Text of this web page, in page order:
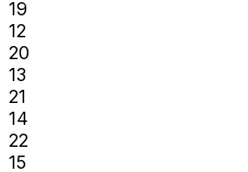
19
12
20
13
21
14
22
15